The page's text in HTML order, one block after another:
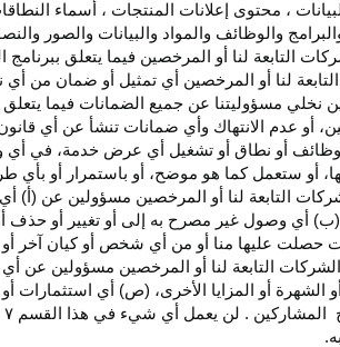
، محتوى إعلانات المنتجات ، أسماء
والبرامج والوظائف والمواد والبيانات والصور
التابعة لنا أو المرخصين فيما يتعلق
لنا أو المرخصين أي تمثيل أو ضمان من أي
نخلي مسؤوليتنا عن جميع الضمانات فيما يتعلق
أو عدم الانتهاك وأي ضمانات تنشأ عن أي
وظائف أو نطاق أو تشغيل أي عرض خدمة، في أي
أو ستعمل كما هو موضح، أو باستمرار أو بأي
التابعة لنا أو المرخصين مسؤولين عن (أ)
(ب) أي وصول غير مصرح به إلى أو تغيير أو حذف
حصلت عليها منا أو من أي شخص أو كيان آخر
التابعة لنا أو المرخصين مسؤولين عن
الشهرة أو المزايا
الأخرى، (ص) أي استثمارات أو
المشاركين . لن يعمل أي شيء في هذا القسم ۷